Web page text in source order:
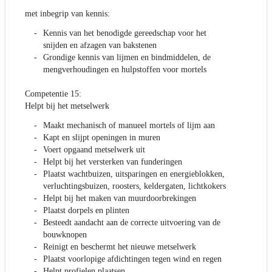
met inbegrip van kennis:
Kennis van het benodigde gereedschap voor het
snijden en afzagen van bakstenen
Grondige kennis van lijmen en bindmiddelen, de
mengverhoudingen en hulpstoffen voor mortels
Competentie 15:
Helpt bij het metselwerk
Maakt mechanisch of manueel mortels of lijm aan
Kapt en slijpt openingen in muren
Voert opgaand metselwerk uit
Helpt bij het versterken van funderingen
Plaatst wachtbuizen, uitsparingen en energieblokken,
verluchtingsbuizen, roosters, keldergaten, lichtkokers
Helpt bij het maken van muurdoorbrekingen
Plaatst dorpels en plinten
Besteedt aandacht aan de correcte uitvoering van de
bouwknopen
Reinigt en beschermt het nieuwe metselwerk
Plaatst voorlopige afdichtingen tegen wind en regen